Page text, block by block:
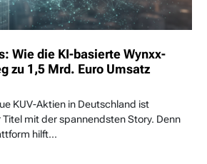
Wie die KI-basierte Wynxx-
zu 1,5 Mrd. Euro Umsatz
KUV-Aktien in Deutschland ist
Titel mit der spannendsten Story. Denn
hilft...